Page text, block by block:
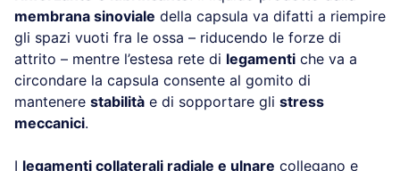
membrana sinoviale della capsula va difatti a riempire
gli spazi vuoti fra le ossa – riducendo le forze di
attrito – mentre l’estesa rete di legamenti che va a
circondare la capsula consente al gomito di
mantenere stabilità e di sopportare gli stress
meccanici.
I legamenti collaterali radiale e ulnare collegano e